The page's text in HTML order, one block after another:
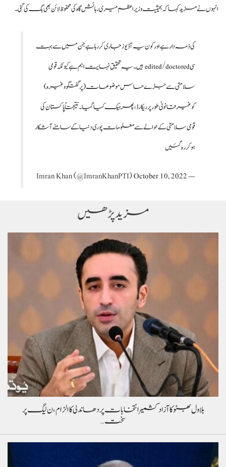
انہوں نے مزید کہا کہ بحیثیت وزیراعظم میری رہائش گاہ کی محفوظ لائن بھی بگ کی گئی۔
کی ذمہ دارہےاور کون یہ آڈیوز جاری کررہاہے جن میں سےبہت
سیedited/doctored ہیں۔یہ تحقیق نہایت اہم ہےکیونکہ قومی
سلامتی سےجڑےحساس موضوعات(پرگفتگو وغیرہ)
کوغیرقانونی طور پر ریکارڈ،پھر ہیک کیاگیا۔نتیجتاًپاکستان کی
قومی سلامتی کےحوالے سےمعلومات پوری دنیاکےسامنےآشکار
ہوکر رہ گئیں
— Imran Khan (@ImranKhanPTI)
October 10, 2022
مزید پڑھیں
بلاول بھٹو کا آزاد کشمیر انتخابات پر دھاندلی کا الزام، ن لیگ پر
سخت…